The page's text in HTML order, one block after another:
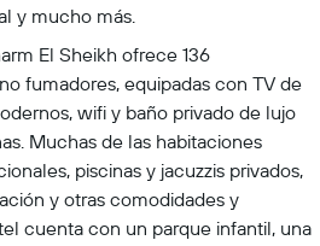
y mucho más.
El Sheikh ofrece 136
fumadores, equipadas con TV de
wifi y baño privado de lujo
Muchas de las habitaciones
piscinas y jacuzzis privados,
y otras comodidades y
cuenta con un parque infantil, una